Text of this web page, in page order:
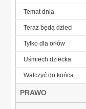
Temat dnia
Teraz będą dzieci
Tylko dla orłów
Uśmiech dziecka
Walczyć do końca
PRAWO